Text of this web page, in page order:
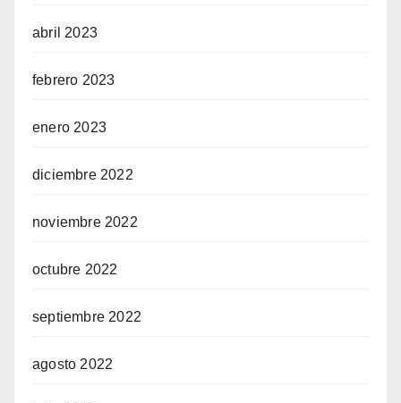
abril 2023
febrero 2023
enero 2023
diciembre 2022
noviembre 2022
octubre 2022
septiembre 2022
agosto 2022